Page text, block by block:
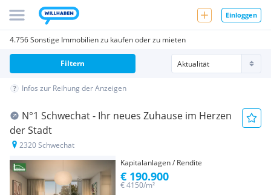
Einloggen
4.756 Sonstige Immobilien zu kaufen oder zu mieten
Filtern
Infos zur Reihung der Anzeigen
N°1 Schwechat - Ihr neues Zuhause im Herzen
der Stadt
2320 Schwechat
Kapitalanlagen / Rendite
€ 4150/m²
€ 190.900